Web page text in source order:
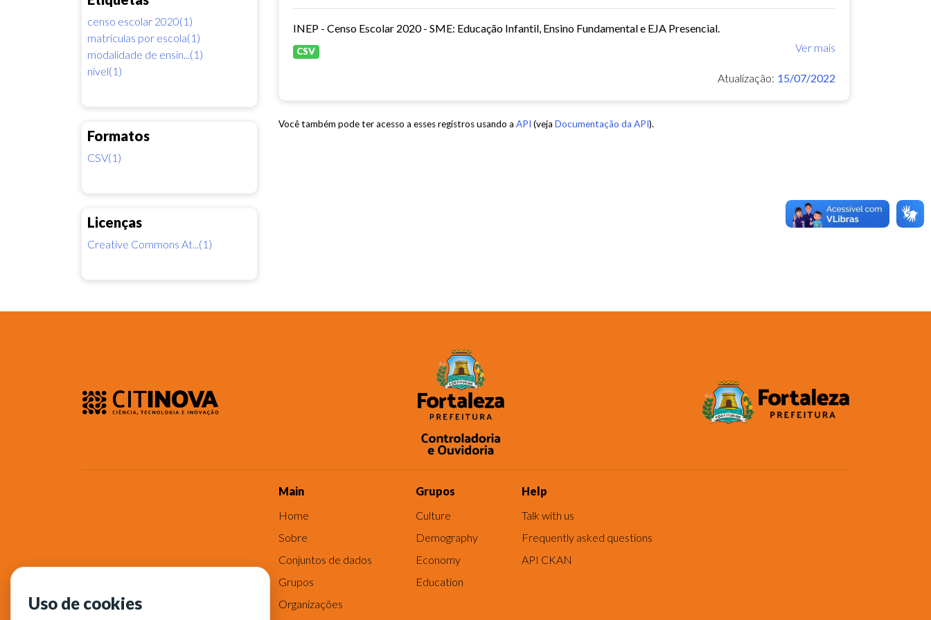
censo escolar 2020(1)
matrículas por escola(1)
modalidade de ensin...(1)
nível(1)
Formatos
CSV(1)
Licenças
Creative Commons At...(1)
INEP - Censo Escolar 2020 - SME: Educação Infantil, Ensino Fundamental e EJA Presencial.
Ver mais
CSV
Atualização: 15/07/2022
Você também pode ter acesso a esses registros usando a API (veja Documentação da API).
Main
Home
Sobre
Conjuntos de dados
Grupos
Organizações
Grupos
Culture
Demography
Economy
Education
Help
Talk with us
Frequently asked questions
API CKAN
Uso de cookies